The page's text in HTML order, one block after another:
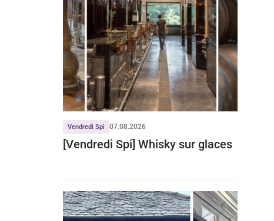
Vendredi Spi 07.08.2026
[Vendredi Spi] Whisky sur glaces